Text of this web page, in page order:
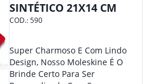
SINTÉTICO 21X14 CM
COD.:590
Super Charmoso E Com Lindo
Design, Nosso Moleskine É O
Brinde Certo Para Ser